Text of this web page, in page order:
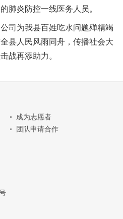
肺炎防控一线医务人员。
为我县百姓吃水问题殚精竭
县人民风雨同舟，传播社会大
战再添助力。
成为志愿者
团队申请合作